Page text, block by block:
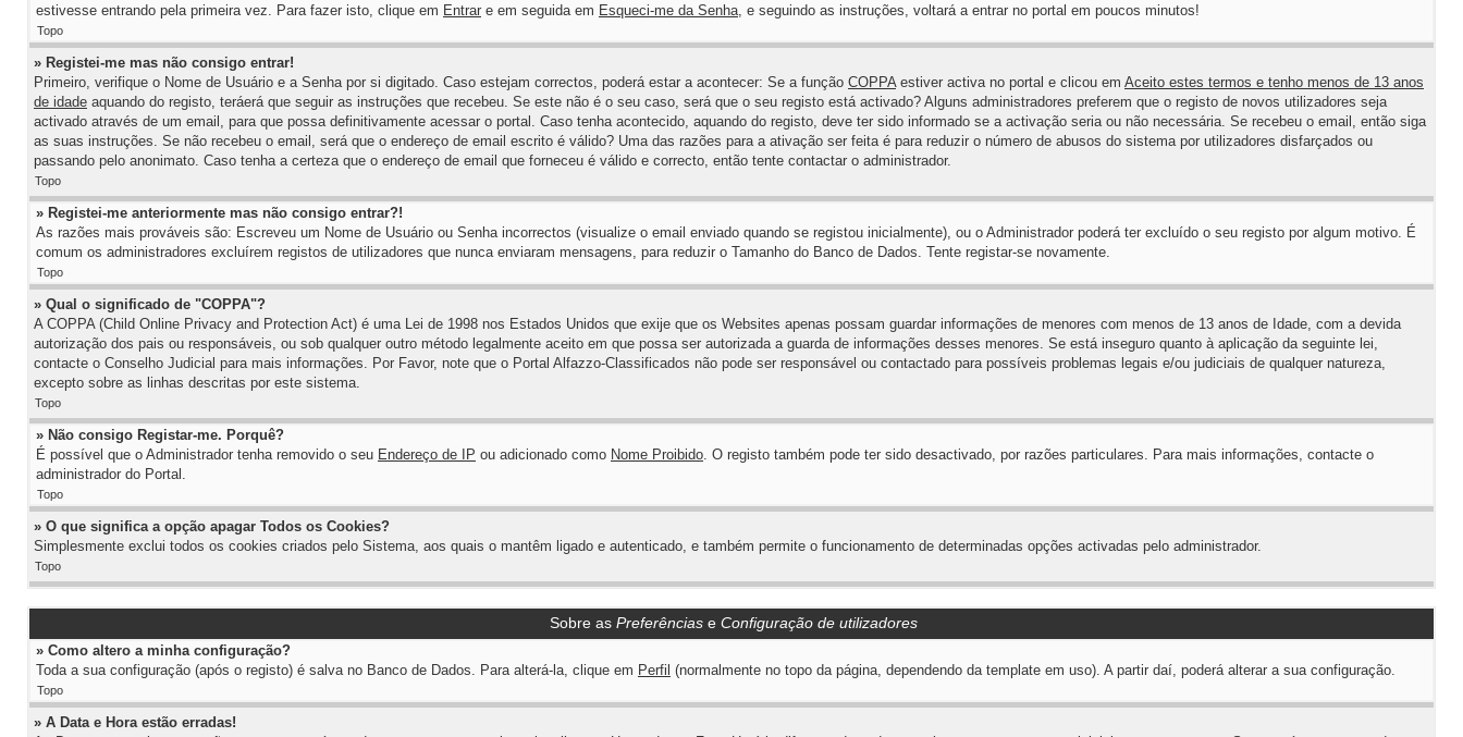
estivesse entrando pela primeira vez. Para fazer isto, clique em Entrar e em seguida em Esqueci-me da Senha, e seguindo as instruções, voltará a entrar no portal em poucos minutos!
Topo
» Registei-me mas não consigo entrar!
Primeiro, verifique o Nome de Usuário e a Senha por si digitado. Caso estejam correctos, poderá estar a acontecer: Se a função COPPAestiver activa no portal e clicou em Aceito estes termos e tenho menos de 13 anos
de idade aquando do registo, teráerá que seguir as instruções que recebeu. Se este não é o seu caso, será que o seu registo está activado? Alguns administradores preferem que o registo de novos utilizadores seja
activado através de um email, para que possa definitivamente acessar o portal. Caso tenha acontecido, aquando do registo, deve ter sido informado se a activação seria ou não necessária. Se recebeu o email, então siga
as suas instruções. Se não recebeu o email, será que o endereço de email escrito é válido? Uma das razões para a ativação ser feita é para reduzir o número de abusos do sistema por utilizadores disfarçados ou
passando pelo anonimato. Caso tenha a certeza que o endereço de email que forneceu é válido e correcto, então tente contactar o administrador.
Topo
» Registei-me anteriormente mas não consigo entrar?!
As razões mais prováveis são: Escreveu um Nome de Usuário ou Senha incorrectos (visualize o email enviado quando se registou inicialmente), ou o Administrador poderá ter excluído o seu registo por algum motivo. É
comum os administradores excluírem registos de utilizadores que nunca enviaram mensagens, para reduzir o Tamanho do Banco de Dados. Tente registar-se novamente.
Topo
» Qual o significado de "COPPA"?
A COPPA (Child Online Privacy and Protection Act) é uma Lei de 1998 nos Estados Unidos que exije que os Websites apenas possam guardar informações de menores com menos de 13 anos de Idade, com a devida
autorização dos pais ou responsáveis, ou sob qualquer outro método legalmente aceito em que possa ser autorizada a guarda de informações desses menores. Se está inseguro quanto à aplicação da seguinte lei,
contacte o Conselho Judicial para mais informações. Por Favor, note que o Portal Alfazzo-Classificados não pode ser responsável ou contactado para possíveis problemas legais e/ou judiciais de qualquer natureza,
excepto sobre as linhas descritas por este sistema.
Topo
» Não consigo Registar-me. Porquê?
É possível que o Administrador tenha removido o seu Endereço de IP ou adicionado como Nome Proibido. O registo também pode ter sido desactivado, por razões particulares. Para mais informações, contacte o
administrador do Portal.
Topo
» O que significa a opção apagar Todos os Cookies?
Simplesmente exclui todos os cookies criados pelo Sistema, aos quais o mantêm ligado e autenticado, e também permite o funcionamento de determinadas opções activadas pelo administrador.
Topo
Sobre as Preferências e Configuração de utilizadores
» Como altero a minha configuração?
Toda a sua configuração (após o registo) é salva no Banco de Dados. Para alterá-la, clique em Perfil (normalmente no topo da página, dependendo da template em uso). A partir daí, poderá alterar a sua configuração.
Topo
» A Data e Hora estão erradas!